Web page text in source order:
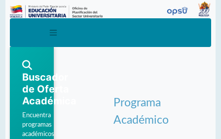
Buscador
de Oferta
Académica
Encuentra
programas
académicos
Programa
Académico